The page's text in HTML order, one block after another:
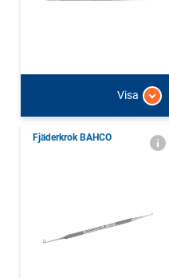
Visa
Fjäderkrok BAHCO